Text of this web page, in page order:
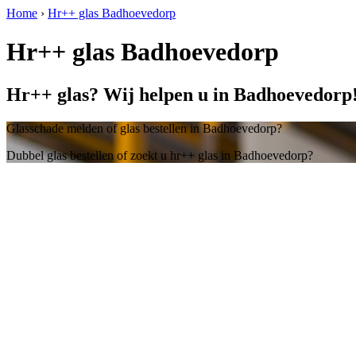
Home › Hr++ glas Badhoevedorp
Hr++ glas Badhoevedorp
Hr++ glas? Wij helpen u in
Glasschade melden of glas bestellen in Badhoevedorp?
Dubbel glas bestellen of zoekt u hr++ glas in Badhoevedorp?